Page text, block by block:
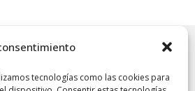
tecnologías como las cookies para
fines recreativos, ideal para atletas y
altitud o con mala calidad del aire.